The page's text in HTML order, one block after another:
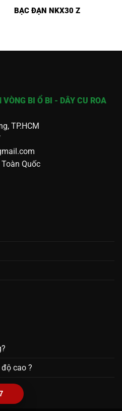
BẠC ĐẠN NKX30 Z
BI Ổ BI - DÂY CU ROA
TP.HCM
Quốc
cao ?